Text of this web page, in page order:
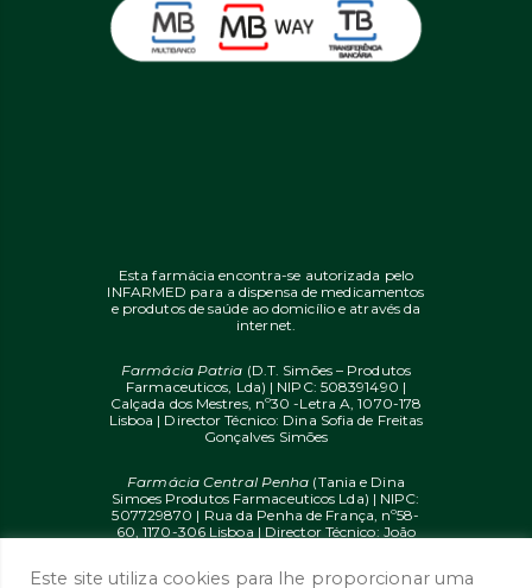
Esta farmácia encontra-se autorizada pelo
INFARMED para a dispensa de medicamentos
e produtos de saúde ao domicílio e através da
internet.
Farmácia Patria (D.T. Simões – Produtos
Farmaceuticos, Lda) | NIPC: 508391490 |
Calçada dos Mestres, nº30 -Letra A, 1070-178
Lisboa | Director Técnico: Dina Sofia de Freitas
Gonçalves Simões
Farmácia Central Penha (Tania e Dina
Simoes Produtos Farmaceuticos Lda) | NIPC:
507729870 | Rua da Penha de França, nº58-
60, 1170-306 Lisboa | Director Técnico: João
Este site utiliza cookies para lhe proporcionar uma